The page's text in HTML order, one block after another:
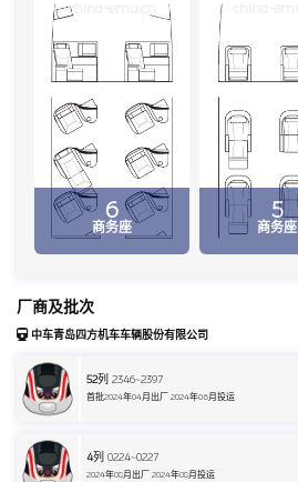
6
商务座
china-emu.cn
5
商务座
厂商及批次
中车青岛四方机车车辆股份有限公司
52列 2346~2397
首批2024年04月出厂 2024年06月投运
4列 0224~0227
2024年08月出厂 2024年08月投运